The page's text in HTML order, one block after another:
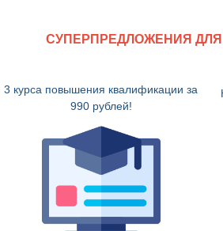
СУПЕРПРЕДЛОЖЕНИЯ
3 курса повышения квалификации за
990 рублей!